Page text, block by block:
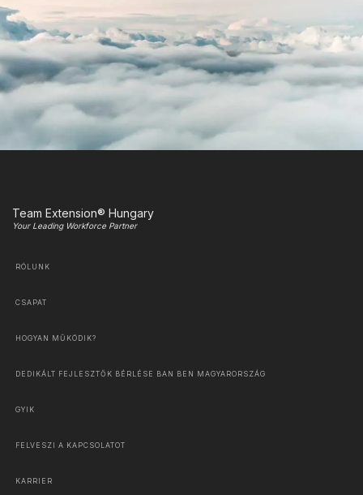
Team Extension® Hungary
Your Leading Workforce Partner
RÓLUNK
CSAPAT
HOGYAN MŰKÖDIK?
DEDIKÁLT FEJLESZTŐK BÉRLÉSE BAN BEN MAGYARORSZÁG
GYIK
FELVESZI A KAPCSOLATOT
KARRIER